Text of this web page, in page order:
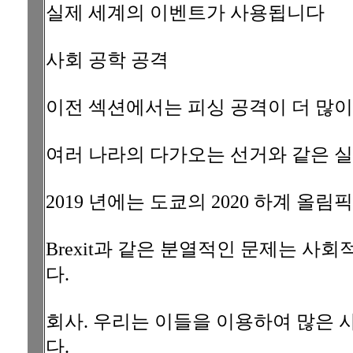
실제 세계의 이벤트가 사용됩니다
사회 공학 공격
이전 섹션에서는 피싱 공격이 더 많
여러 나라의 다가오는 선거와 같은
2019 년에는 도쿄의 2020 하계 올림
Brexit과 같은 분열적인 문제는 사회
다.
회사. 우리는 이들을 이용하여 많은
다.